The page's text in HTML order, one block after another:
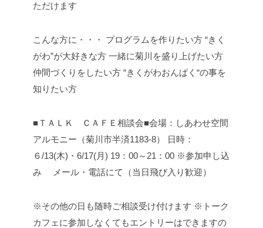
ただけます
こんな方に・・・ プログラムを作りたい方 “きく
がわ”が大好きな方 一緒に菊川を盛り上げたい方
仲間づくりをしたい方 “きくがわおんぱく“の事を
知りたい方
■ＴＡＬＫ ＣＡＦＥ相談会■会場：しあわせ空間
アルモニー（菊川市半済1183-8）
日時：
６/13(木)・6/17(月) 19：00～21：00 ※参加申し込
み
メール・電話にて（当日飛び入り歓迎）
※その他の日も随時ご相談受け付けます ※トーク
カフェに参加しなくてもエントリーはできますの